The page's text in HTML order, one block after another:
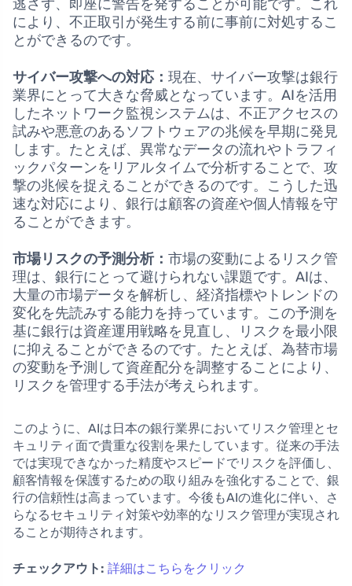
逃さず、即座に警告を発することが可能です。これ
により、不正取引が発生する前に事前に対処するこ
とができるのです。
サイバー攻撃への対応： 現在、サイバー攻撃は銀行
業界にとって大きな脅威となっています。AIを活用
したネットワーク監視システムは、不正アクセスの
試みや悪意のあるソフトウェアの兆候を早期に発見
します。たとえば、異常なデータの流れやトラフィ
ックパターンをリアルタイムで分析することで、攻
撃の兆候を捉えることができるのです。こうした迅
速な対応により、銀行は顧客の資産や個人情報を守
ることができます。
市場リスクの予測分析： 市場の変動によるリスク管
理は、銀行にとって避けられない課題です。AIは、
大量の市場データを解析し、経済指標やトレンドの
変化を先読みする能力を持っています。この予測を
基に銀行は資産運用戦略を見直し、リスクを最小限
に抑えることができるのです。たとえば、為替市場
の変動を予測して資産配分を調整することにより、
リスクを管理する手法が考えられます。
このように、AIは日本の銀行業界においてリスク管理とセ
キュリティ面で貴重な役割を果たしています。従来の手法
では実現できなかった精度やスピードでリスクを評価し、
顧客情報を保護するための取り組みを強化することで、銀
行の信頼性は高まっています。今後もAIの進化に伴い、さ
らなるセキュリティ対策や効率的なリスク管理が実現され
ることが期待されます。
チェックアウト: 詳細はこちらをクリック